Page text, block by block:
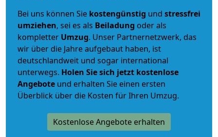
Bei uns können Sie kostengünstig und stressfrei
umziehen, sei es als Beiladung oder als
kompletter Umzug. Unser Partnernetzwerk, das
wir über die Jahre aufgebaut haben, ist
deutschlandweit und sogar international
unterwegs. Holen Sie sich jetzt kostenlose
Angebote und erhalten Sie einen ersten
Überblick über die Kosten für Ihren Umzug.
Kostenlose Angebote erhalten